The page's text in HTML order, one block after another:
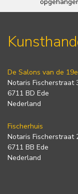
De Salons van de
Notaris Fischerstraat
6711 BD Ede
Nederland
Fischerhuis
Notaris Fischerstraat
6711 BB Ede
Nederland